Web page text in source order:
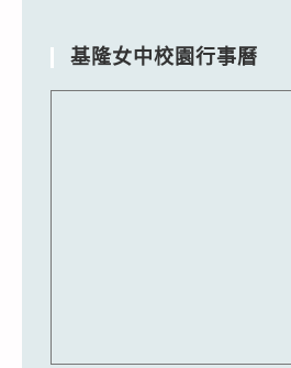
基隆女中校園行事曆